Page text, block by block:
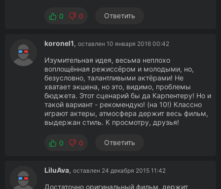
0 0 Ответить
koronel1, оставлен 10 января 2016 00:42
Изумительная идея, весьма неплохо
воплощённая режиссёром и молодыми, но,
безусловно, талантливыми актёрами! Не
хватает экшена, но это, видимо, проблемы
бюджета. Этот сценарий бы да Карпентеру! Но и
такой вариант - рекомендую! (на 10!) Классно
играют актеры, атмосфера держит весь фильм,
выдержан стиль. К просмотру, друзья!
0 0 Ответить
LiluAva, оставлен 24 декабря 2015 11:42
Достаточно оригинальный фильм, держит